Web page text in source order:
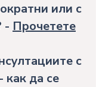
или с
- Прочетете
с
как да се